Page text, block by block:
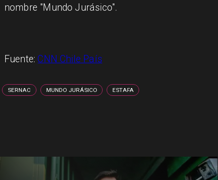
nombre "Mundo Jurásico".
Fuente:CNN Chile País
SERNAC MUNDO JURÁSICO ESTAFA